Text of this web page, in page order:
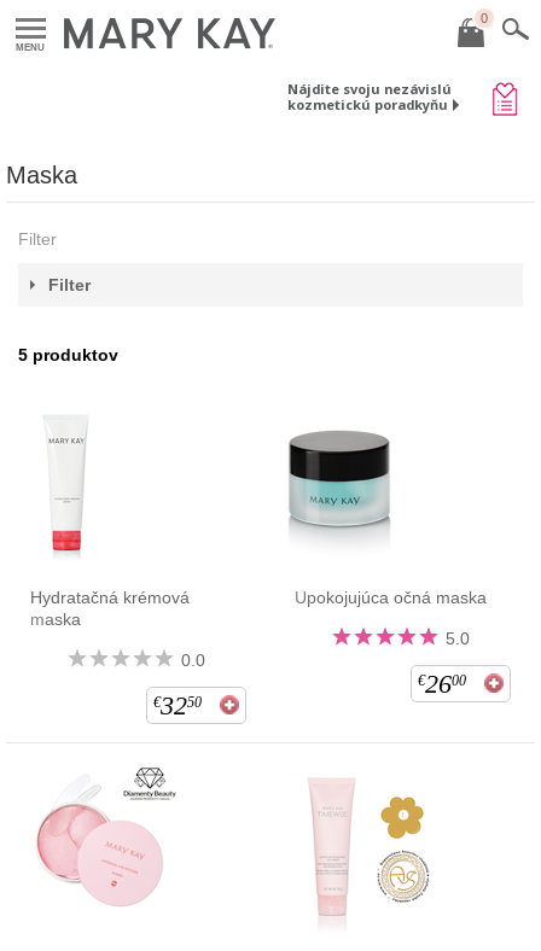
MENU
0
Nájdite svoju nezávislú
kozmetickú poradkyňu
Maska
Filter
Filter
5 produktov
Hydratačná krémová
maska
0.0
€3250
Upokojujúca očná maska
5.0
€2600